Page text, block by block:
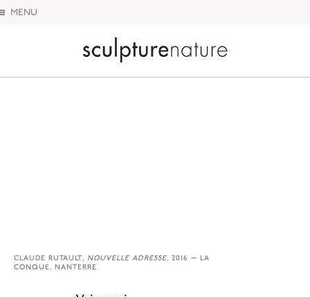
MENU
CLAUDE RUTAULT, NOUVELLE ADRESSE , 2016 — LA
CONQUE, NANTERRE